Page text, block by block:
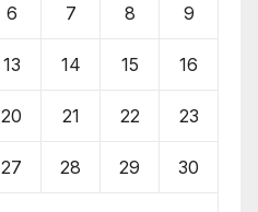
6 7 8 9
13 14 15 16
20 21 22 23
27 28 29 30